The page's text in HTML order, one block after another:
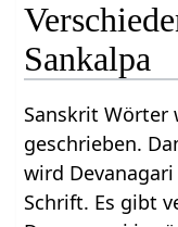
Sankalpa
Sanskrit Wörter
geschrieben.
wird
Schrift. Es gibt